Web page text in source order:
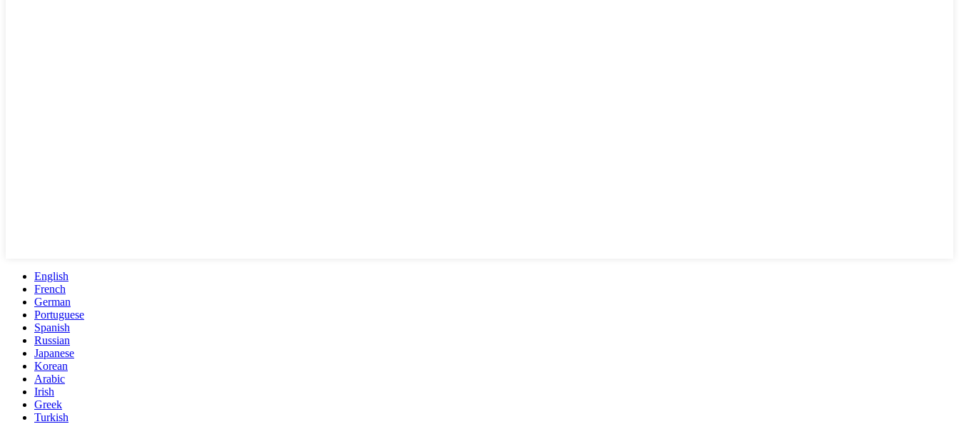
English
French
German
Portuguese
Spanish
Russian
Japanese
Korean
Arabic
Irish
Greek
Turkish